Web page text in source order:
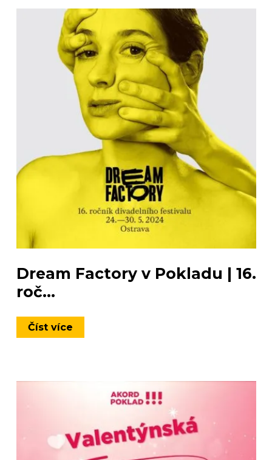
Dream Factory v Pokladu | 16.
roč...
Číst více